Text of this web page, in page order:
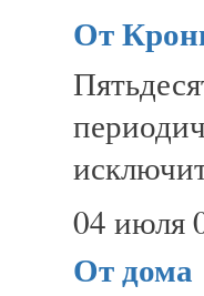
От
04 июля
От дома